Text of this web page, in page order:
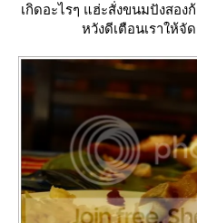
เกิดอะไรๆ แฮ่ะสั่งขนมปังสอ
หวังดีเตือนเราให้